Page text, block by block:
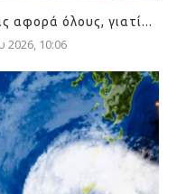
αφορά όλους, γιατί...
2026, 10:06